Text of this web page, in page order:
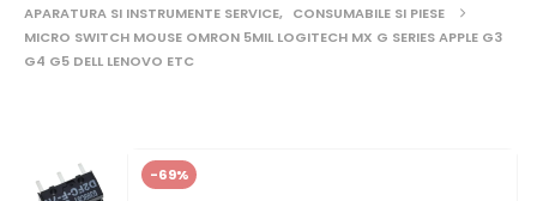
APARATURA SI INSTRUMENTE SERVICE, CONSUMABILE SI PIESE
MICRO SWITCH MOUSE OMRON 5MIL LOGITECH MX G SERIES APPLE G3
G4 G5 DELL LENOVO ETC
-69%